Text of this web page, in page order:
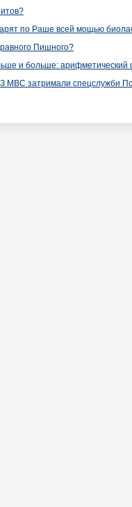
по Раше всей мощью
Пишного?
и больше: арифметический
МВС затримали спецслужби